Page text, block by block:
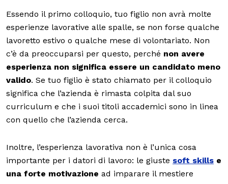
Essendo il primo colloquio, tuo figlio non avrà molte
esperienze lavorative alle spalle, se non forse qualche
lavoretto estivo o qualche mese di volontariato. Non
c’è da preoccuparsi per questo, perché non avere
esperienza non significa essere un candidato meno
valido. Se tuo figlio è stato chiamato per il colloquio
significa che l’azienda è rimasta colpita dal suo
curriculum e che i suoi titoli accademici sono in linea
con quello che l’azienda cerca.
Inoltre, l’esperienza lavorativa non è l’unica cosa
importante per i datori di lavoro: le giuste soft skills e
una forte motivazione ad imparare il mestiere